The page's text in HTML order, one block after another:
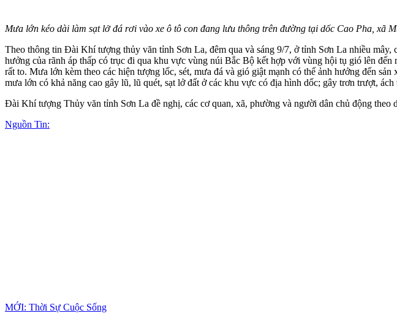
Mưa lớn kéo dài làm sạt lở đá rơi vào xe ô tô con đang lưu thông trên đường tại dốc Cao Pha, xã
Theo thông tin Đài Khí tượng thủy văn tỉnh Sơn La, đêm qua và sáng 9/7, ở tỉnh Sơn La nhiều
hưởng của rãnh áp thấp có trục đi qua khu vực vùng núi Bắc Bộ kết hợp với vùng hội tụ gió lên
rất to. Mưa lớn kèm theo các hiện tượng lốc, sét, mưa đá và gió giật mạnh có thể ảnh hưởng đến
mưa lớn có khả năng cao gây lũ, lũ quét, sạt lở đất ở các khu vực có địa hình dốc; gây trơn trượt,
Đài Khí tượng Thủy văn tỉnh Sơn La đề nghị, các cơ quan, xã, phường và người dân chủ động
Nguồn Tin:
MỚI: Thời Sự Cuộc Sống